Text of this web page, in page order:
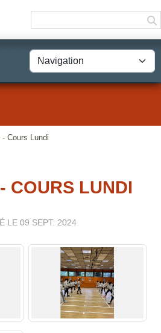
- Cours Lundi
COURS LUNDI
LE 09 SEPT. 2024